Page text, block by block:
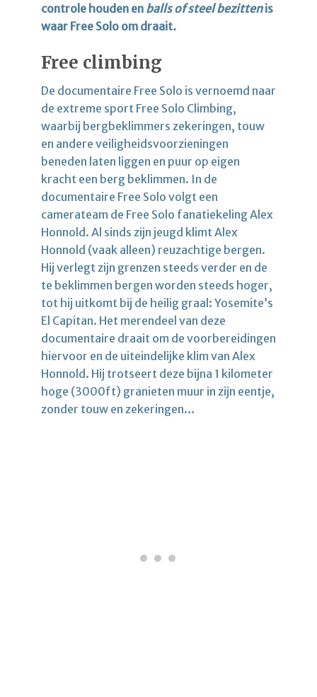
controle houden en balls of steel bezittenis
waar Free Solo om draait.
Free climbing
De documentaire Free Solo is vernoemd naar
de extreme sport Free Solo Climbing,
waarbij bergbeklimmers zekeringen, touw
en andere veiligheidsvoorzieningen
beneden laten liggen en puur op eigen
kracht een berg beklimmen. In de
documentaire Free Solo volgt een
camerateam de Free Solo fanatiekeling Alex
Honnold. Al sinds zijn jeugd klimt Alex
Honnold (vaak alleen) reuzachtige bergen.
Hij verlegt zijn grenzen steeds verder en de
te beklimmen bergen worden steeds hoger,
tot hij uitkomt bij de heilig graal: Yosemite’s
El Capitan. Het merendeel van deze
documentaire draait om de voorbereidingen
hiervoor en de uiteindelijke klim van Alex
Honnold. Hij trotseert deze bijna 1 kilometer
hoge (3000ft) granieten muur in zijn eentje,
zonder touw en zekeringen…